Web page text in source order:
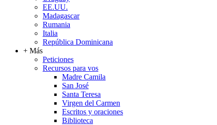
EE.UU.
Madagascar
Rumania
Italia
República Dominicana
+ Más
Peticiones
Recursos para vos
Madre Camila
San José
Santa Teresa
Virgen del Carmen
Escritos y oraciones
Biblioteca